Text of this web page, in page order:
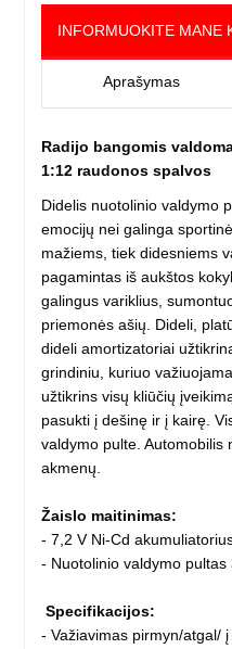
INFORMUOKITE MANE
Aprašymas
Radijo bangomis
1:12 raudonos spalvos
Didelis nuotolinio valdymo
emocijų nei galinga
mažiems, tiek didesniems
pagamintas iš aukštos
galingus variklius,
priemonės ašių. Dideli,
dideli amortizatoriai
grindiniu, kuriuo
užtikrins visų kliūčių
pasukti į dešinę ir į kairę.
valdymo pulte. Automobilis
akmenų.
Žaislo maitinimas:
- 7,2 V Ni-Cd
- Nuotolinio valdymo
Specifikacijos:
- Važiavimas pirmyn/atgal/